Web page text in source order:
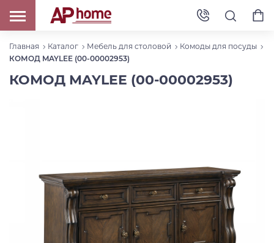
Главная Каталог Мебель для столовой
Комоды для посуды
КОМОД MAYLEE (00-00002953)
КОМОД MAYLEE (00-00002953)